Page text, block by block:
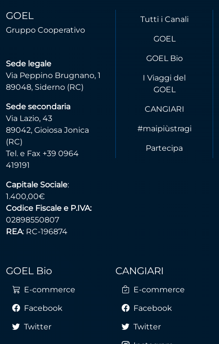
GOEL
Gruppo Cooperativo
Sede legale
Via Peppino Brugnano, 1
89048, Siderno (RC)
Sede secondaria
Via Lazio, 43
89042, Gioiosa Jonica
(RC)
Tel. e Fax +39 0964
419191
Capitale Sociale:
1.400,00€
Codice Fiscale e P.IVA:
02898550807
REA: RC-196874
Tutti i Canali
GOEL
GOEL Bio
I Viaggi del
GOEL
CANGIARI
#maipiùstragi
Partecipa
GOEL Bio
E-commerce
Facebook
Twitter
CANGIARI
E-commerce
Facebook
Twitter